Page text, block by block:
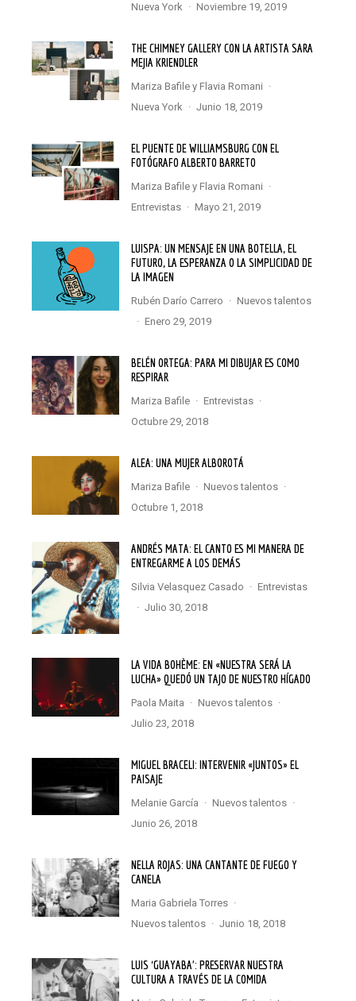
Nueva York · noviembre 19, 2019
THE CHIMNEY GALLERY CON LA ARTISTA SARA
MEJIA KRIENDLER
Mariza Bafile yFlavia Romani ·
Nueva York · junio 18, 2019
EL PUENTE DE WILLIAMSBURG CON EL
FOTÓGRAFO ALBERTO BARRETO
Mariza Bafile yFlavia Romani ·
Entrevistas · mayo 21, 2019
LUISPA: UN MENSAJE EN UNA BOTELLA, EL
FUTURO, LA ESPERANZA O LA SIMPLICIDAD DE
LA IMAGEN
Rubén Darío Carrero ·
Nuevos talentos
·
enero 29, 2019
BELÉN ORTEGA: PARA MI DIBUJAR ES COMO
RESPIRAR
Mariza Bafile · Entrevistas ·
octubre 29, 2018
ALEA: UNA MUJER ALBOROTÁ
Mariza Bafile · Nuevos talentos ·
octubre 1, 2018
ANDRÉS MATA: EL CANTO ES MI MANERA DE
ENTREGARME A LOS DEMÁS
Silvia Velasquez Casado ·
Entrevistas
·
julio 30, 2018
LA VIDA BOHÈME: EN «NUESTRA SERÁ LA
LUCHA» QUEDÓ UN TAJO DE NUESTRO HÍGADO
Paola Maita · Nuevos talentos ·
julio 23, 2018
MIGUEL BRACELI: INTERVENIR «JUNTOS» EL
PAISAJE
Melanie García · Nuevos talentos ·
junio 26, 2018
NELLA ROJAS: UNA CANTANTE DE FUEGO Y
CANELA
Maria Gabriela Torres ·
Nuevos talentos · junio 18, 2018
LUIS ‘GUAYABA’: PRESERVAR NUESTRA
CULTURA A TRAVÉS DE LA COMIDA